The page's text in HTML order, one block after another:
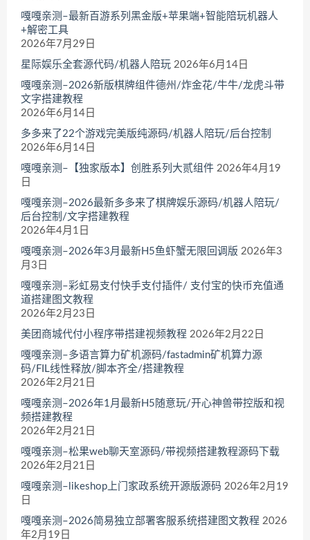
嘎嘎亲测–最新百游系列黑金版+苹果端+智能陪玩机器人
+解密工具
2026年7月29日
星际娱乐全套源代码/机器人陪玩 2026年6月14日
嘎嘎亲测–2026新版棋牌组件德州/炸金花/牛牛/龙虎斗带
文字搭建教程
2026年6月14日
多多来了22个游戏完美版纯源码/机器人陪玩/后台控制
2026年6月14日
嘎嘎亲测–【独家版本】创胜系列大贰组件 2026年4月19
日
嘎嘎亲测–2026最新多多来了棋牌娱乐源码/机器人陪玩/
后台控制/文字搭建教程
2026年4月1日
嘎嘎亲测–2026年3月最新H5鱼虾蟹无限回调版 2026年3
月3日
嘎嘎亲测–彩虹易支付快手支付插件/ 支付宝的快币充值通
道搭建图文教程
2026年2月23日
美团商城代付小程序带搭建视频教程 2026年2月22日
嘎嘎亲测–多语言算力矿机源码/fastadmin矿机算力源
码/FIL线性释放/脚本齐全/搭建教程
2026年2月21日
嘎嘎亲测–2026年1月最新H5随意玩/开心神兽带控版和视
频搭建教程
2026年2月21日
嘎嘎亲测–松果web聊天室源码/带视频搭建教程源码下载
2026年2月21日
嘎嘎亲测–likeshop上门家政系统开源版源码 2026年2月19
日
嘎嘎亲测–2026简易独立部署客服系统搭建图文教程 2026
年2月19日